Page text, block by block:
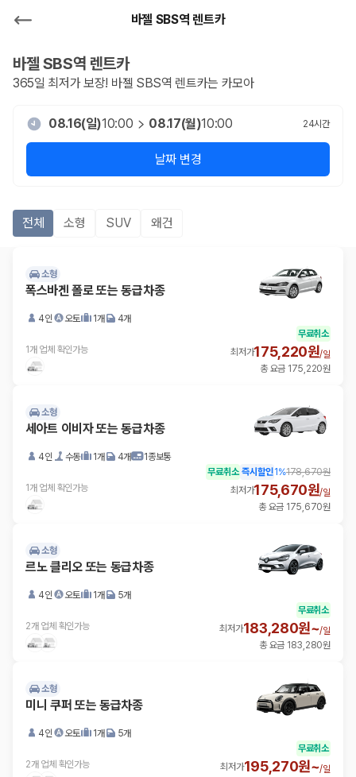
바젤 SBS역 렌트카
바젤 SBS역 렌트카
365일 최저가 보장! 바젤 SBS역 렌트카는 카모아
08.16(일)10:00 08.17(월)10:00 24시간
날짜 변경
전체 소형 SUV 왜건
소형
폭스바겐 폴로 또는 동급차종
4인 오토 1개 4개
1개 업체 확인가능
무료취소
최저가175,220원/일
총 요금 175,220원
소형
세아트 이비자 또는 동급차종
4인 수동 1개 4개 1종보통
1개 업체 확인가능
무료취소 즉시할인1 %178,670원
최저가175,670원/일
총 요금 175,670원
소형
르노 클리오 또는 동급차종
4인 오토 1개 5개
2개 업체 확인가능
무료취소
최저가183,280원~/일
총 요금 183,280원
소형
미니 쿠퍼 또는 동급차종
4인 오토 1개 5개
2개 업체 확인가능
무료취소
최저가195,270원~/일